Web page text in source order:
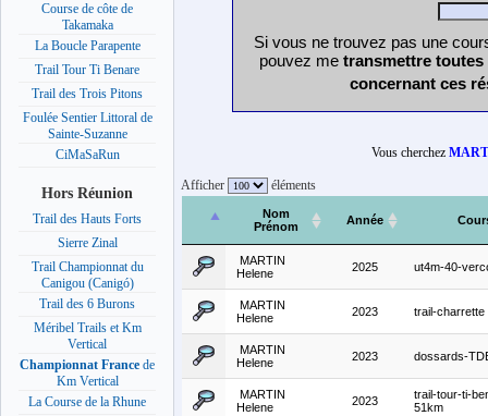
Course de côte de
Takamaka
La Boucle Parapente
Trail Tour Ti Benare
Trail des Trois Pitons
Foulée Sentier Littoral de
Sainte-Suzanne
CiMaSaRun
Hors Réunion
Trail des Hauts Forts
Sierre Zinal
Trail Championnat du
Canigou (Canigó)
Trail des 6 Burons
Méribel Trails et Km
Vertical
Championnat France de
Km Vertical
La Course de la Rhune
Si vous ne trouvez pas une
pouvez me transmettre
concernant ces
Vous cherchez
Afficher éléments
Nom
Prénom
Année
MARTIN
Helene
2025 ut4m-40-
MARTIN
Helene
2023 trail-charrette
MARTIN
Helene
2023 dossards-
MARTIN
Helene
2023
trail-tour-ti-
51km